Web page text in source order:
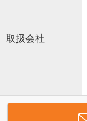
取扱会社